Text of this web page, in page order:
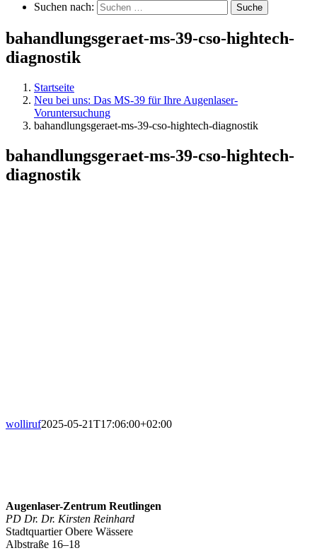
Suchen nach:
Suche
bahandlungsgeraet-ms-39-cso-hightech-
diagnostik
Startseite
Neu bei uns: Das MS-39 für Ihre Augenlaser-
Voruntersuchung
bahandlungsgeraet-ms-39-cso-hightech-diagnostik
bahandlungsgeraet-ms-39-cso-hightech-
diagnostik
wolliruf2025-05-21T17:06:00+02:00
Augenlaser-Zentrum Reutlingen
PD Dr. Dr. Kirsten Reinhard
Stadtquartier Obere Wässere
Albstraße 16–18